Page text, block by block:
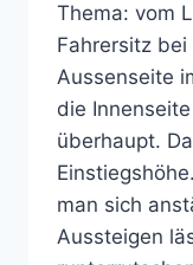
Thema: vom
Fahrersitz
Aussenseite
die
überhaupt.
man sich
Aussteigen